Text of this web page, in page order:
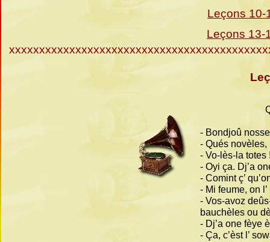
- Bondjoû
- Qués
- Vo- lès- la
- Oyi ça. Dj’a
- Comint ç’
- Mi feume, on
- Vos-avoz
bauchèles ou
- Dj’a one fèye
- Ça, c’èst l’
Leçons 10-
Leçons 13-